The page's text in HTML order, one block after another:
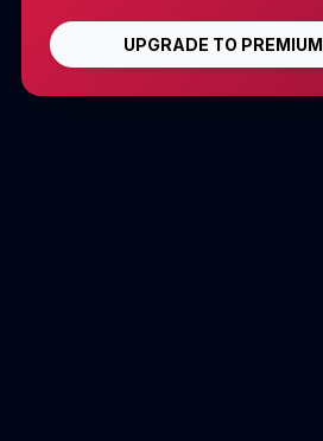
UPGRADE TO PREMIUM